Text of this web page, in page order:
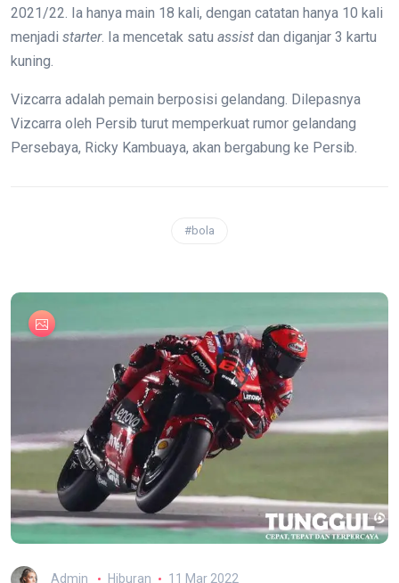
2021/22. Ia hanya main 18 kali, dengan catatan hanya 10 kali
menjadi starter. Ia mencetak satu assist dan diganjar 3 kartu
kuning.
Vizcarra adalah pemain berposisi gelandang. Dilepasnya
Vizcarra oleh Persib turut memperkuat rumor gelandang
Persebaya, Ricky Kambuaya, akan bergabung ke Persib.
#bola
Admin Hiburan 11 Mar 2022